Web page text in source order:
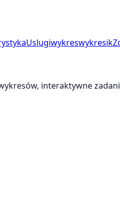
Uslugiwykreswykresik
interaktywne